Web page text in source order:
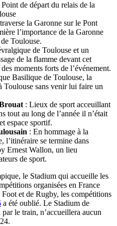
Point de départ du relais de la
la Garonne sur le Pont
l’importance de la Garonne
Toulouse.
de Toulouse et un
de la flamme devant cet
moments forts de l’événement.
Basilique de Toulouse, la
Toulouse sans venir lui faire un
: Lieux de sport acceuillant
tout au long de l’année il n’était
espace sportif.
: En hommage à la
l’itinéraire se termine dans
Ernest Wallon, un lieu
de sport.
le Stadium qui accueille les
organisées en France
et de Rugby, les compétitions
a été oublié. Le Stadium de
le train, n’accueillera aucun